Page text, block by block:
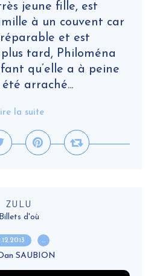
jeune fille, est
à un couvent car
et est
tard, Philoména
qu’elle a à peine
arraché...
la suite
ZULU
Billets d'où
…
SAUBION